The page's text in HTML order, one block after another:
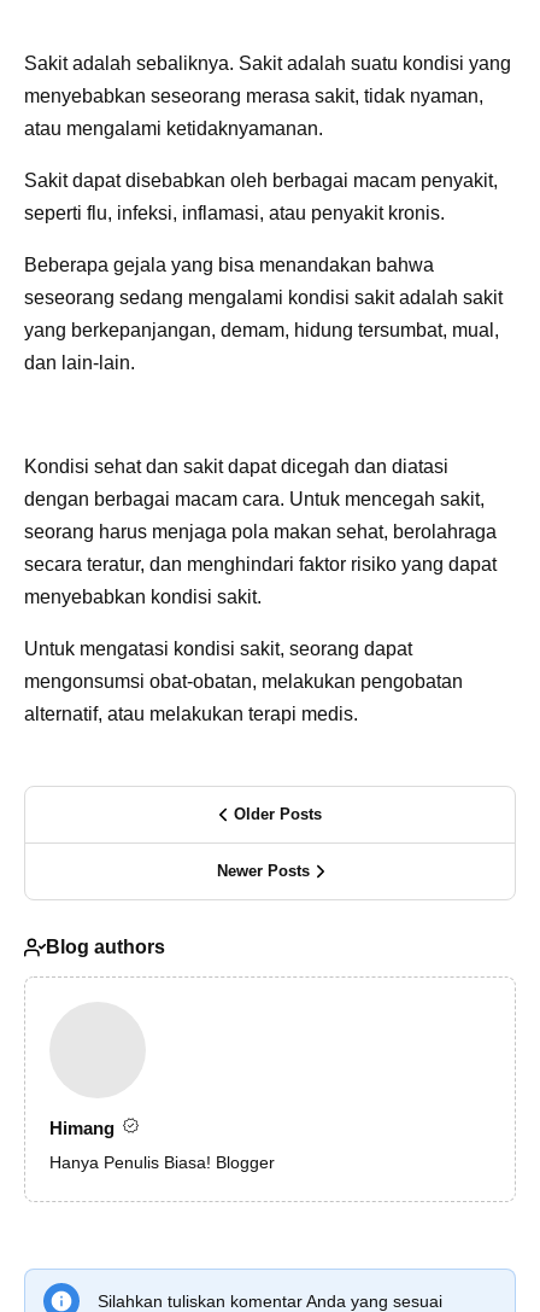
Sakit adalah sebaliknya. Sakit adalah suatu kondisi yang
menyebabkan seseorang merasa sakit, tidak nyaman,
atau mengalami ketidaknyamanan.
Sakit dapat disebabkan oleh berbagai macam penyakit,
seperti flu, infeksi, inflamasi, atau penyakit kronis.
Beberapa gejala yang bisa menandakan bahwa
seseorang sedang mengalami kondisi sakit adalah sakit
yang berkepanjangan, demam, hidung tersumbat, mual,
dan lain-lain.
Kondisi sehat dan sakit dapat dicegah dan diatasi
dengan berbagai macam cara. Untuk mencegah sakit,
seorang harus menjaga pola makan sehat, berolahraga
secara teratur, dan menghindari faktor risiko yang dapat
menyebabkan kondisi sakit.
Untuk mengatasi kondisi sakit, seorang dapat
mengonsumsi obat-obatan, melakukan pengobatan
alternatif, atau melakukan terapi medis.
Older Posts
Newer Posts
Blog authors
Himang
Hanya Penulis Biasa! Blogger
Silahkan tuliskan komentar Anda yang sesuai